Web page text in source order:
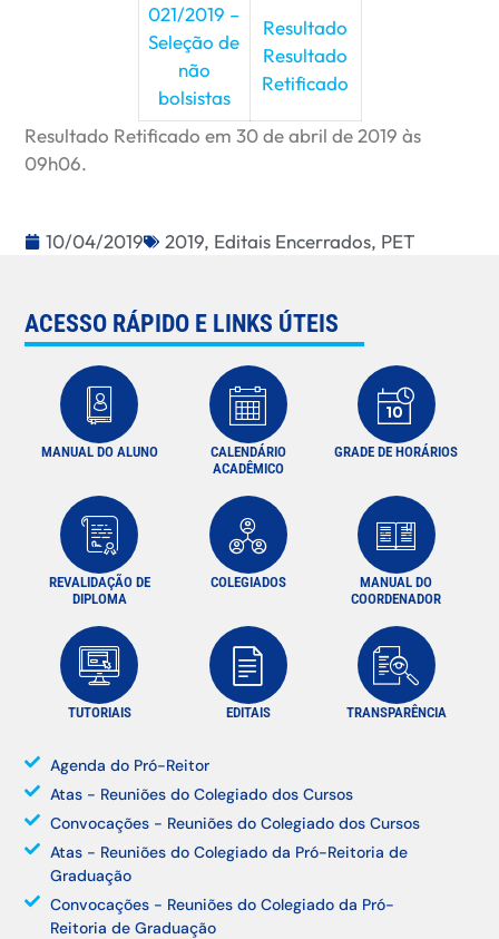
021/2019 –
Seleção de
não
bolsistas
Resultado
Resultado
Retificado
Resultado Retificado em 30 de abril de 2019 às
09h06.
10/04/2019 2019, Editais Encerrados, PET
ACESSO RÁPIDO E LINKS ÚTEIS
MANUAL DO ALUNO
CALENDÁRIO
ACADÊMICO
GRADE DE HORÁRIOS
REVALIDAÇÃO DE
DIPLOMA
COLEGIADOS
MANUAL DO
COORDENADOR
TUTORIAIS EDITAIS TRANSPARÊNCIA
Agenda do Pró-Reitor
Atas - Reuniões do Colegiado dos Cursos
Convocações - Reuniões do Colegiado dos Cursos
Atas - Reuniões do Colegiado da Pró-Reitoria de
Graduação
Convocações - Reuniões do Colegiado da Pró-
Reitoria de Graduação